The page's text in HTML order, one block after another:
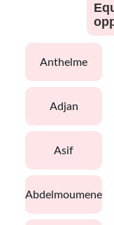
anthelme
adjan
asif
abdelmoumene